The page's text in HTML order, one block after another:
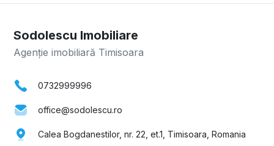
Sodolescu Imobiliare
Agenție imobiliară Timisoara
0732999996
office@sodolescu.ro
Calea Bogdanestilor, nr. 22, et.1, Timisoara, Romania